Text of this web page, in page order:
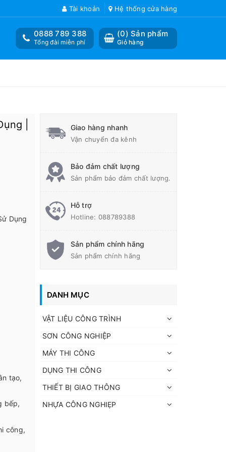
Tài khoản Hệ thống cửa hàng
(0) Sản phẩm
Giỏ hàng
0888 789 388
Tổng đài miễn phí
|
Dụng
tạo,
bếp,
công,
Giao hàng nhanh
Vận chuyển đa kênh
Bảo đảm chất lượng
Sản phẩm bảo đảm chất lượng.
Hỗ trợ
Hotline: 088789388
Sản phẩm chính hãng
Sản phẩm chính hãng
DANH MỤC
VẬT LIỆU CÔNG TRÌNH
SƠN CÔNG NGHIỆP
MÁY THI CÔNG
DỤNG THI CÔNG
THIẾT BỊ GIAO THÔNG
NHỰA CÔNG NGHIẸP